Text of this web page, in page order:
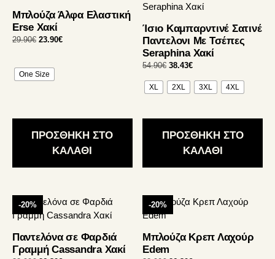
Μπλούζα Άλφα Ελαστική
Erse Χακί
29.90€ Original
29.90€.
23.90€Η
One Size
ΠΡΟΣΘΗΚΗ ΣΤΟ
ΚΑΛΑΘΙ
έχει
πολλαπλές
επιλογές
σελίδα
προϊόντος
Ίσιο Καμπαρντινέ Σατινέ
Παντελονι Με Τσέπες
Seraphina Χακί
54.90€ Original
was:
38.43€Η
τιμή
XL 2XL 3XL 4XL
ΠΡΟΣΘΗΚΗ ΣΤΟ
ΚΑΛΑΘΙ
προϊόν
πολλαπλές
παραλλαγές.
Οι
μπορούν
σελίδα
προϊόντος
-20%
Παντελόνα σε Φαρδιά
Γραμμή Cassandra Χακί
Αυτό
το
έχει
πολλαπλές
-20%
Μπλούζα Κρεπ Λαχούρ
Edem
Αυτό
το
έχει
πολλαπλές